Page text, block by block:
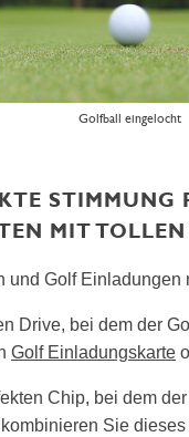
HALLOWEEN
HERBST
HOCHZEIT
IMMOBILIEN
KOCHEN
MUSIK
NEUJAHR
OSTERN
PARTIES
SOMMER
SPORT
Golfball eingelocht
MIT
und Golf
Drive, bei dem der
Golf Einladungskarte
Chip, bei dem
Sie